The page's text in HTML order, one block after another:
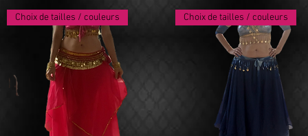
Choix de tailles / couleurs Choix de tailles / couleurs